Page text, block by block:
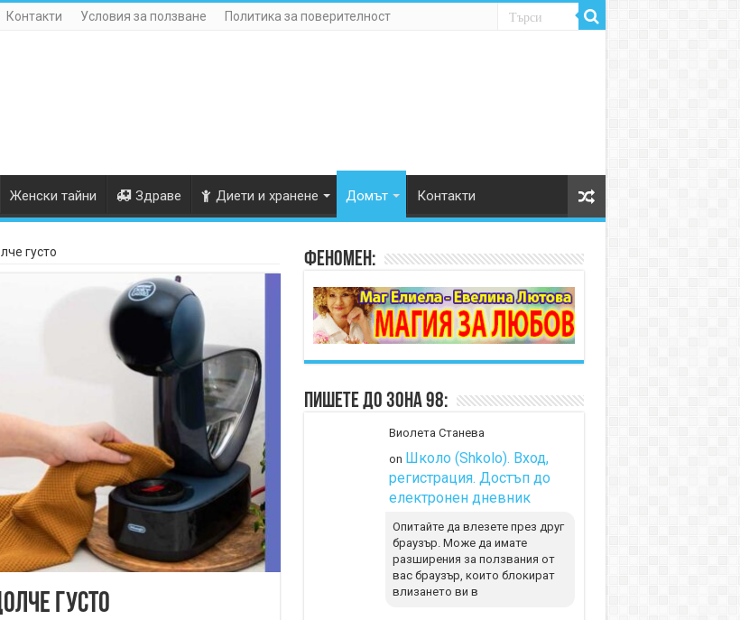
Контакти Условия за ползване Политика за поверителност
Женски тайни Здраве Диети и хранене Домът Контакти
густо
густо
Феномен:
Пишете до Зона 98:
Виолета Станева
on Школо (Shkolo). Вход,
регистрация. Достъп до
електронен дневник
Опитайте да влезете през друг
браузър. Може да имате
разширения за ползвания от
вас браузър, които блокират
влизането ви в